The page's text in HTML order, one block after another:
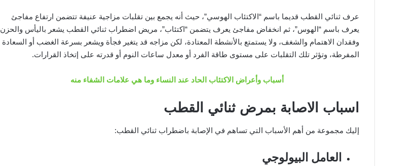
عرف ثنائي القطب قديما باسم “الاكتئاب الهوسي”، حيث أنه يجمع بين تقلبات مزاجية عنيفة تتضمن ارتفاع مفاجئ
يعرف باسم “الهوس”، ثم انخفاض مفاجئ يعرف يتضمن “اكتئاب”، مريض اضطراب ثنائي القطب يشعر باليأس والحزن
وفقدان الاهتمام والشغف، ولا يستمتع بالأنشطة المعتادة، لكن مزاجه قد يتغير فجأة ويشعر بسرعة الغضب أو السعادة
المفرطة، وتؤثر تلك التقلبات على مستوى طاقة الفرد أو معدل ساعات النوم أو قدرته على إتخاذ القرارات.
أسباب وأعراض الاكتئاب الحاد عند النساء وما هي علامات الشفاء منه
اسباب الاصابة بمرض ثنائي القطب
إليك مجموعة من أهم الأسباب التي تساهم في الإصابة باضطراب ثنائي القطب:
العامل البيولوجي